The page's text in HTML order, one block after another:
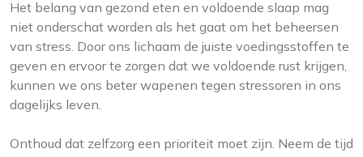
Het belang van gezond eten en voldoende slaap mag
niet onderschat worden als het gaat om het beheersen
van stress. Door ons lichaam de juiste voedingsstoffen te
geven en ervoor te zorgen dat we voldoende rust krijgen,
kunnen we ons beter wapenen tegen stressoren in ons
dagelijks leven.
Onthoud dat zelfzorg een prioriteit moet zijn. Neem de tijd